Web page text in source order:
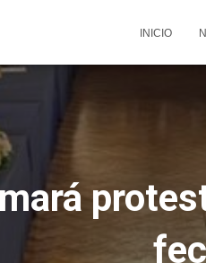
INICIO